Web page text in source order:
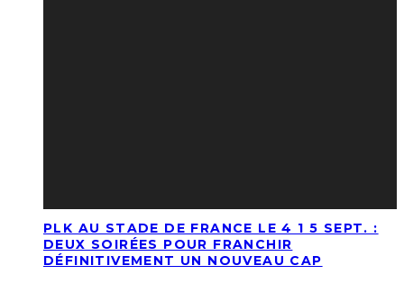
PLK AU STADE DE FRANCE LE 4 1 5 SEPT. :
DEUX SOIRÉES POUR FRANCHIR
DÉFINITIVEMENT UN NOUVEAU CAP